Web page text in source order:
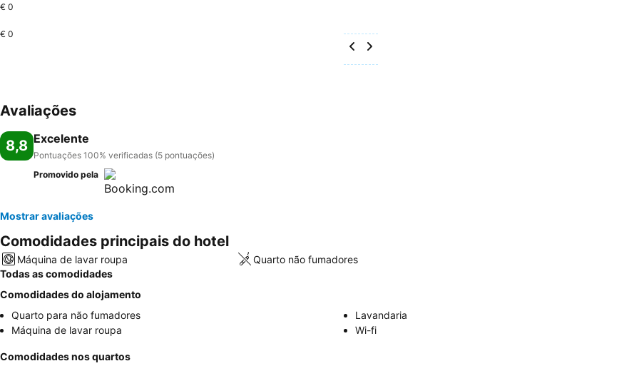
€ 0
€ 0
Avaliações
8,8 Excelente
Pontuações 100% verificadas (5 pontuações)
Promovido pela
Mostrar avaliações
Comodidades principais do hotel
Máquina de lavar roupa
Quarto não fumadores
Todas as comodidades
Comodidades do alojamento
Quarto para não fumadores
Lavandaria
Máquina de lavar roupa
Wi-fi
Comodidades nos quartos